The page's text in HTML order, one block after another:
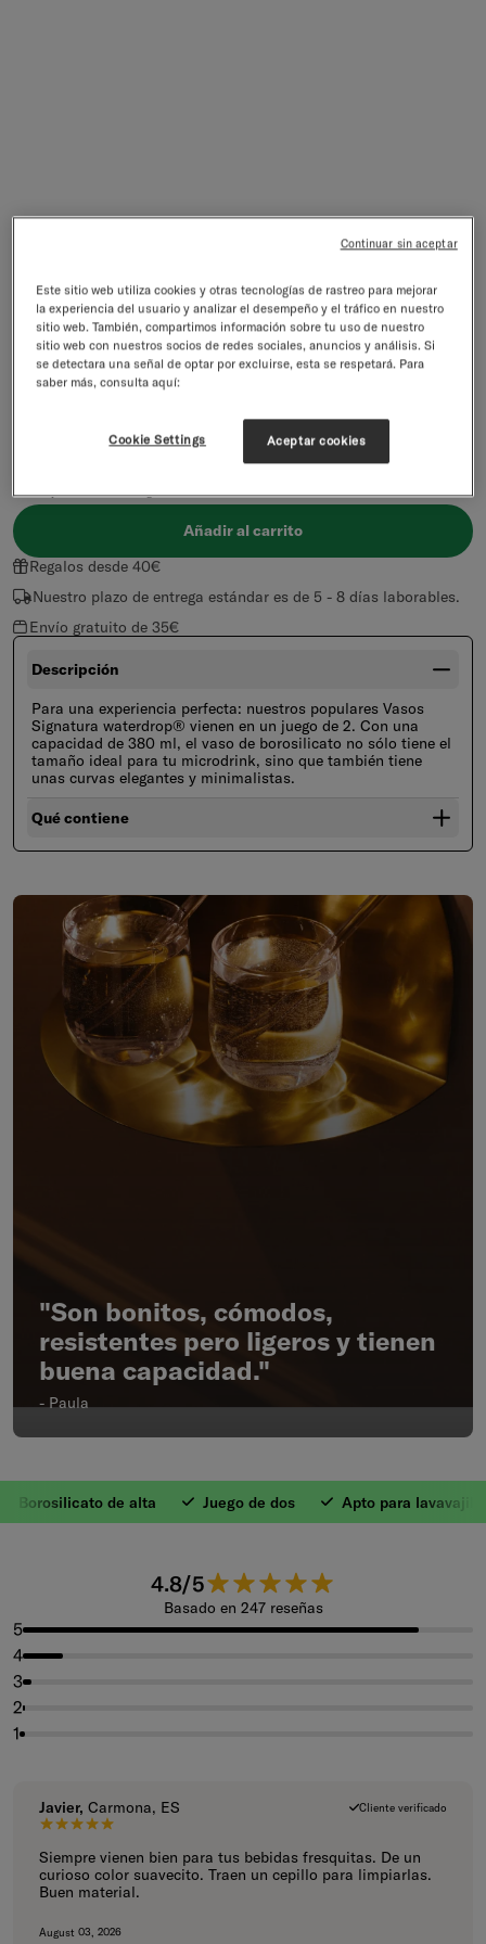
Saltar al final de Galería de productos
4.8/5 247 reseñas
Precio de venta
€14,90incl. IVA excl. gastos de envío
Color: transparente
transparente negro
(Agotado)
Añadir al carrito
Regalos desde 40€
Nuestro plazo de entrega estándar es de 5 - 8 días laborables.
Envío gratuito de 35€
Descripción
Para una experiencia perfecta: nuestros populares Vasos
Signatura waterdrop® vienen en un juego de 2. Con una
capacidad de 380 ml, el vaso de borosilicato no sólo tiene el
tamaño ideal para tu microdrink, sino que también tiene
unas curvas elegantes y minimalistas.
Qué contiene
"Son bonitos, cómodos,
resistentes pero ligeros y tienen
buena capacidad."
- Paula
1. Vidrio de
de alta Juego de dos Apto para lavavajillas
4.8/54.8 de 5 estrellas.
Basado en 247 reseñas
5
4
3
2
1
Javier, Carmona, ES Cliente verificado
5 de 5 estrellas.
Siempre vienen bien para tus bebidas fresquitas. De un
curioso color suavecito. Traen un cepillo para limpiarlas.
Buen material.
August 03, 2026
Este sitio web utiliza cookies y otras tecnologías de rastreo para mejorar
la experiencia del usuario y analizar el desempeño y el tráfico en nuestro
sitio web. También, compartimos información sobre tu uso de nuestro
sitio web con nuestros socios de redes sociales, anuncios y análisis. Si
se detectara una señal de optar por excluirse, esta se respetará. Para
saber más, consulta aquí:
Aceptar cookies
Cookie Settings
Continuar sin aceptar